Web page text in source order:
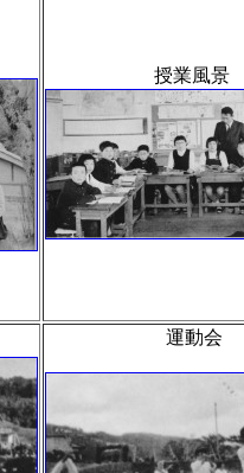
授業風景
運動会